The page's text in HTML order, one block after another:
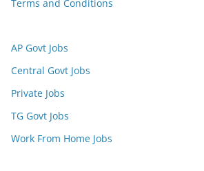
Terms and Conditions
AP Govt Jobs
Central Govt Jobs
Private Jobs
TG Govt Jobs
Work From Home Jobs